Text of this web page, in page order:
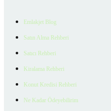
Emlakjet Blog
Satın Alma Rehberi
Satıcı Rehberi
Kiralama Rehberi
Konut Kredisi Rehberi
Ne Kadar Ödeyebilirim